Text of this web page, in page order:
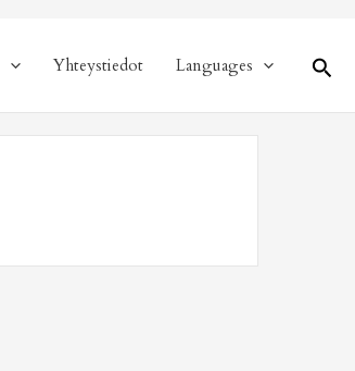
Yhteystiedot Languages Hae